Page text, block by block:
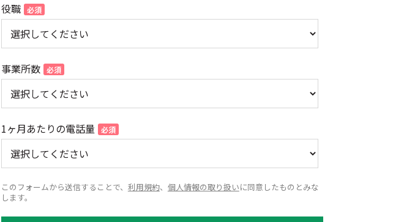
役職
事業所数
1ヶ月あたりの電話量
このフォームから送信することで、 利用規約、 個人情報の取り扱いに同意したものとみな
します。